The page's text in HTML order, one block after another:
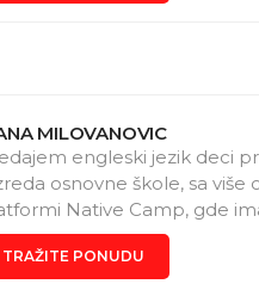
MILOVANOVIC
engleski jezik deci
osnovne škole, sa
Native Camp, gde
sam časove uživo, što
sa decom različitog
TRAŽITE PONUDU